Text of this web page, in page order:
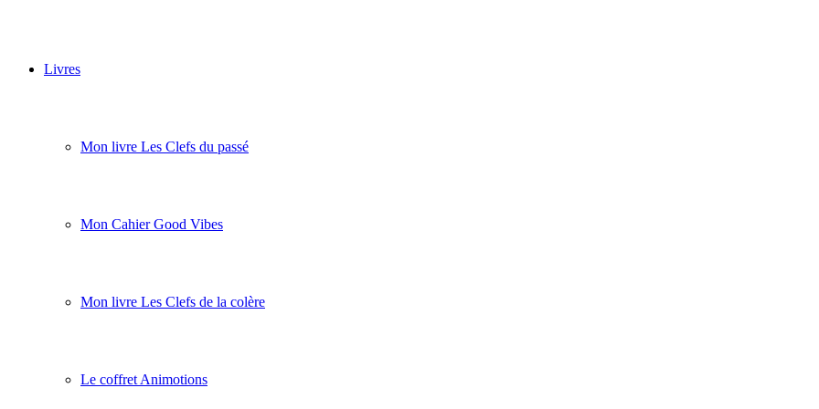
Livres
Mon livre Les Clefs du passé
Mon Cahier Good Vibes
Mon livre Les Clefs de la colère
Le coffret Animotions